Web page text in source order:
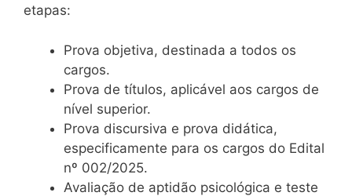
etapas:
Prova objetiva, destinada a todos os
cargos.
Prova de títulos, aplicável aos cargos de
nível superior.
Prova discursiva e prova didática,
especificamente para os cargos do Edital
nº 002/2025.
Avaliação de aptidão psicológica e teste